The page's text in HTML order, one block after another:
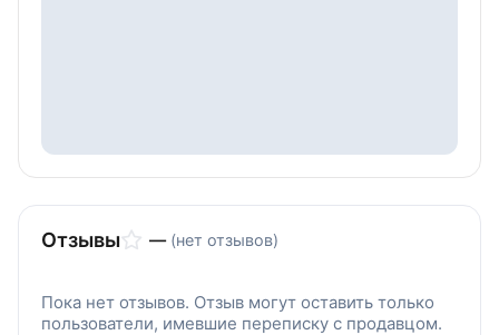
Отзывы — (нет отзывов)
Пока нет отзывов. Отзыв могут оставить только
пользователи, имевшие переписку с продавцом.